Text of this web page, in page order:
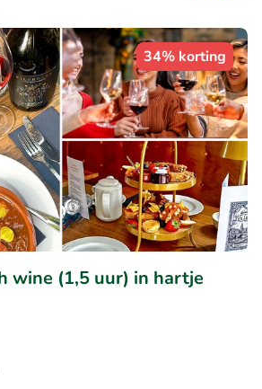
34% korting
wine (1,5 uur) in hartje